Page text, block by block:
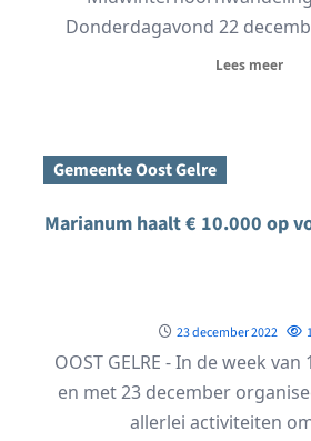
Donderdagavond 22
Lees meer
Gemeente Oost Gelre
Marianum haalt € 10.000 op
23 december 2022
OOST GELRE - In de week
en met 23 december
allerlei activiteiten